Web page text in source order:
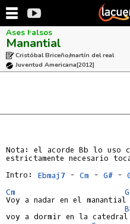
Ases Falsos
Manantial
Cristóbal Briceño/martín del real
Juventud Americana[2012]
Nota: el acorde Bb lo uso
estrictamente necesario
Intro: Ebmaj7 - Cm - G# -
Cm
Voy a nadar en el manantial
voy a dormir en la catedral